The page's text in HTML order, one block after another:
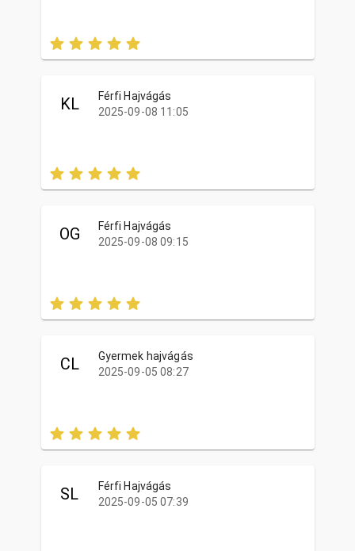
KL
Férfi Hajvágás
2025-09-08 11:05
OG
Férfi Hajvágás
2025-09-08 09:15
CL
Gyermek hajvágás
2025-09-05 08:27
SL
Férfi Hajvágás
2025-09-05 07:39